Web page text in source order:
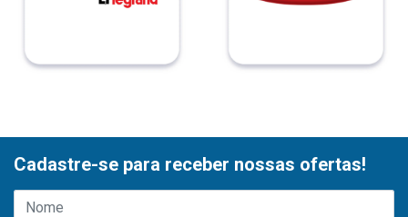
Cadastre-se para receber nossas ofertas!